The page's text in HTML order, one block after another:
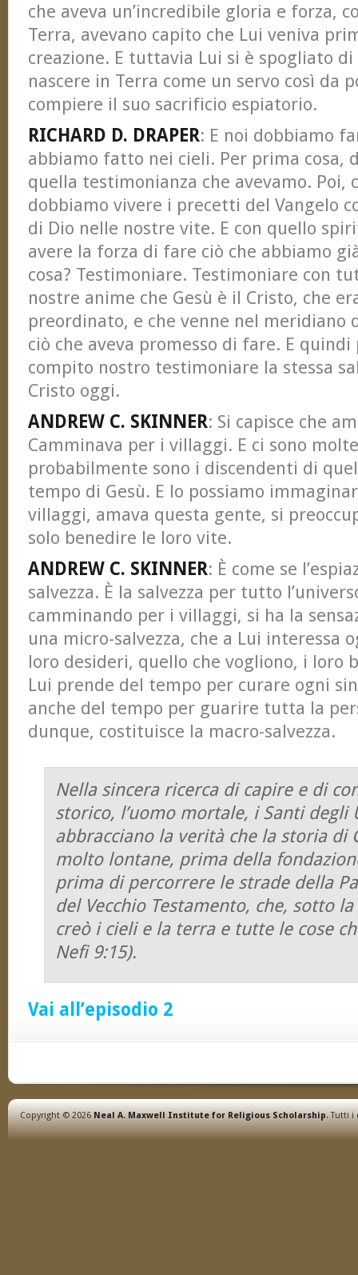
che aveva un’incredibile gloria e forza,
Terra, avevano capito che Lui veniva
creazione. E tuttavia Lui si è spogliato
nascere in Terra come un servo così da
compiere il suo sacrificio espiatorio.
RICHARD D. DRAPER: E noi dobbiamo
abbiamo fatto nei cieli. Per prima cosa,
quella testimonianza che avevamo. Poi,
dobbiamo vivere i precetti del Vangelo
di Dio nelle nostre vite. E con quello
avere la forza di fare ciò che abbiamo
cosa? Testimoniare. Testimoniare con
nostre anime che Gesù è il Cristo, che
preordinato, e che venne nel meridiano
ciò che aveva promesso di fare. E quindi
compito nostro testimoniare la stessa
Cristo oggi.
ANDREW C. SKINNER: Si capisce che
Camminava per i villaggi. E ci sono
probabilmente sono i discendenti di
tempo di Gesù. E lo possiamo
villaggi, amava questa gente, si
solo benedire le loro vite.
ANDREW C. SKINNER: È come se
salvezza. È la salvezza per tutto
camminando per i villaggi, si ha la
una micro-salvezza, che a Lui interessa
loro desideri, quello che vogliono, i loro
Lui prende del tempo per curare ogni
anche del tempo per guarire tutta la
dunque, costituisce la macro-salvezza.
Nella sincera ricerca di capire e di
storico, l’uomo mortale, i Santi degli
abbracciano la verità che la storia di
molto lontane, prima della
prima di percorrere le strade della
del Vecchio Testamento, che, sotto
creò i cieli e la terra e tutte le cose
Nefi 9:15).
Vai all’episodio 2
Copyright © 2026Neal A. Maxwell Institute for Religious Scholarship. Tutti i